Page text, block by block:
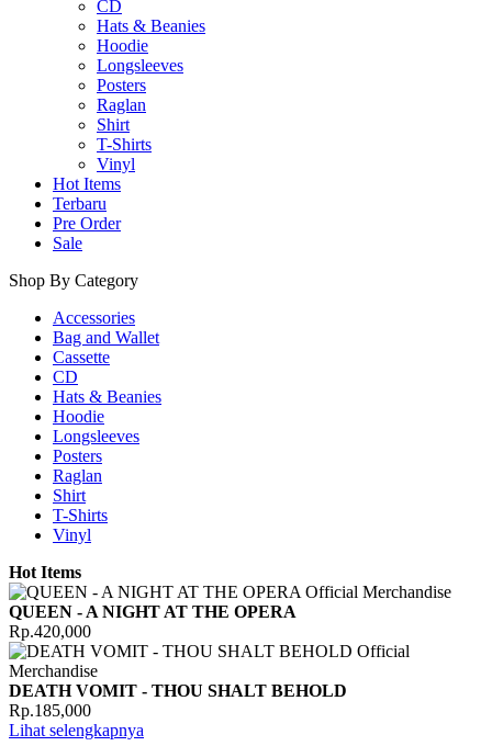
CD
Hats & Beanies
Hoodie
Longsleeves
Posters
Raglan
Shirt
T-Shirts
Vinyl
Hot Items
Terbaru
Pre Order
Sale
Shop By Category
Accessories
Bag and Wallet
Cassette
CD
Hats & Beanies
Hoodie
Longsleeves
Posters
Raglan
Shirt
T-Shirts
Vinyl
Hot Items
QUEEN - A NIGHT AT THE OPERA
Rp.420,000
DEATH VOMIT - THOU SHALT BEHOLD
Rp.185,000
Lihat selengkapnya